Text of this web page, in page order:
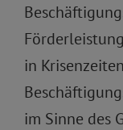
in
im Sinne des